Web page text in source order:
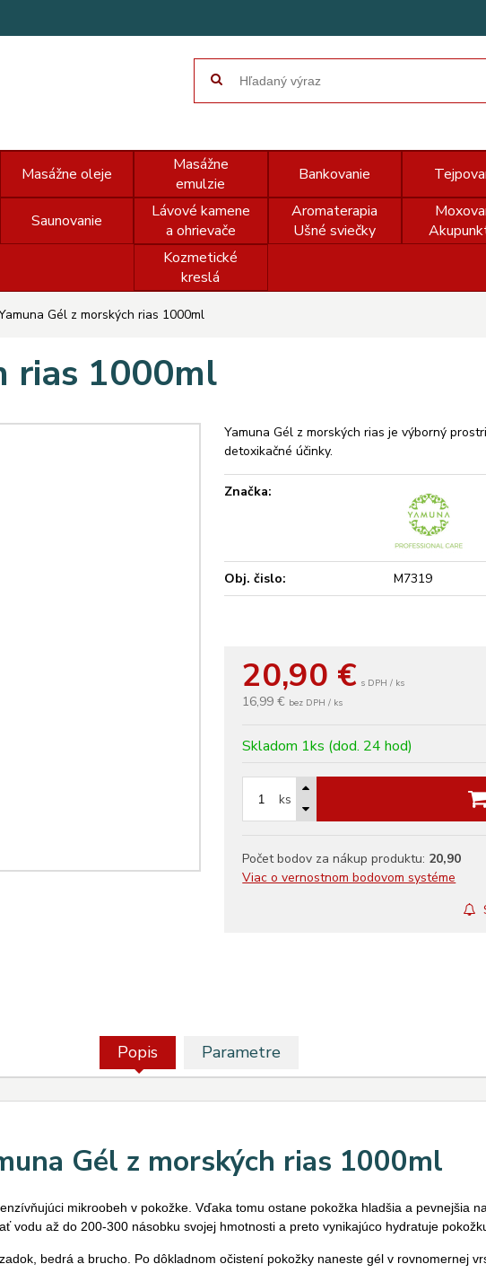
Masážne oleje
Masážne
emulzie
Bankovanie
Saunovanie
Lávové kamene
a ohrievače
Aromaterapia
Ušné sviečky
Kozmetické
kreslá
Gél z morských rias 1000ml
rias 1000ml
20,90 € s DPH / ks
16,99 € bez DPH / ks
Skladom 1ks (dod. 24 hod)
ks
Počet bodov za nákup produktu: 20,90
Viac o vernostnom bodovom systéme
Yamuna Gél z morských rias je výborný
detoxikačné účinky.
Značka:
Obj. čislo: M7319
Popis Parametre
Gél z morských rias 1000ml
mikroobeh v pokožke. Vďaka tomu ostane pokožka hladšia a pevnejšia
vodu až do 200-300 násobku svojej hmotnosti a preto vynikajúco hydratuje
bedrá a brucho. Po dôkladnom očistení pokožky naneste gél v rovnomernej